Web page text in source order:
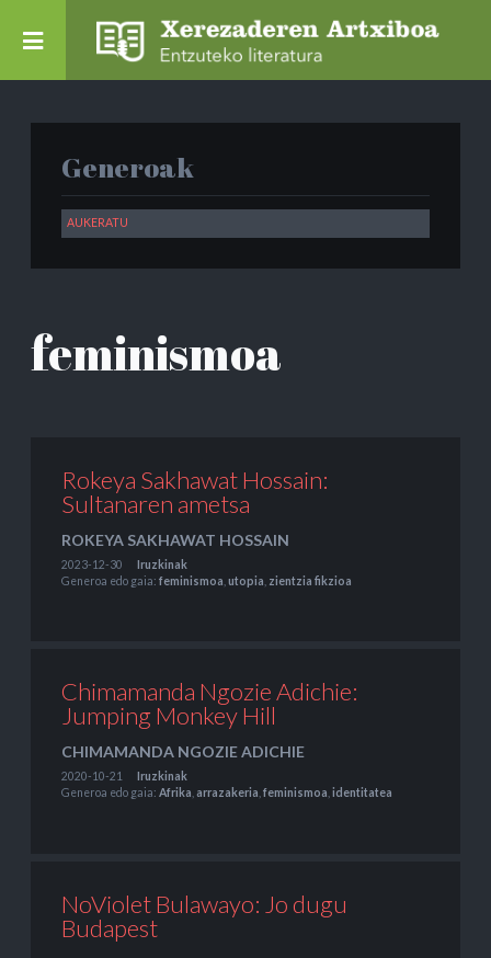
Generoak
feminismoa
Rokeya Sakhawat Hossain:
Sultanaren ametsa
ROKEYA SAKHAWAT HOSSAIN
2023-12-30
Iruzkinak
Generoa edo gaia: feminismoa utopia zientzia fikzioa
Chimamanda Ngozie Adichie:
Jumping Monkey Hill
CHIMAMANDA NGOZIE ADICHIE
2020-10-21
Iruzkinak
Generoa edo gaia: Afrika,arrazakeria,feminismoa,identitatea
NoViolet Bulawayo: Jo dugu
Budapest